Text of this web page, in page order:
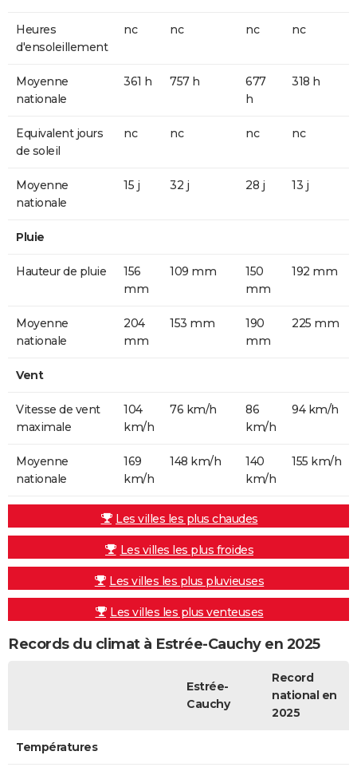
Heures
d'ensoleillement
nc nc nc nc
Moyenne
nationale
361 h 757 h
677
h
318 h
Equivalent jours
de soleil
nc nc nc nc
Moyenne
nationale
15 j 32 j 28 j 13 j
Pluie
Hauteur de pluie
156
mm
109 mm
150
mm
192 mm
Moyenne
nationale
204
mm
153 mm
190
mm
225 mm
Vent
Vitesse de vent
maximale
104
km/h
76 km/h
86
km/h
94 km/h
Moyenne
nationale
169
km/h
148 km/h
140
km/h
155 km/h
Les villes les plus chaudes
Les villes les plus froides
Les villes les plus pluvieuses
Les villes les plus venteuses
Records du climat à Estrée-Cauchy en 2025
Estrée-
Cauchy
Record
national en
2025
Températures